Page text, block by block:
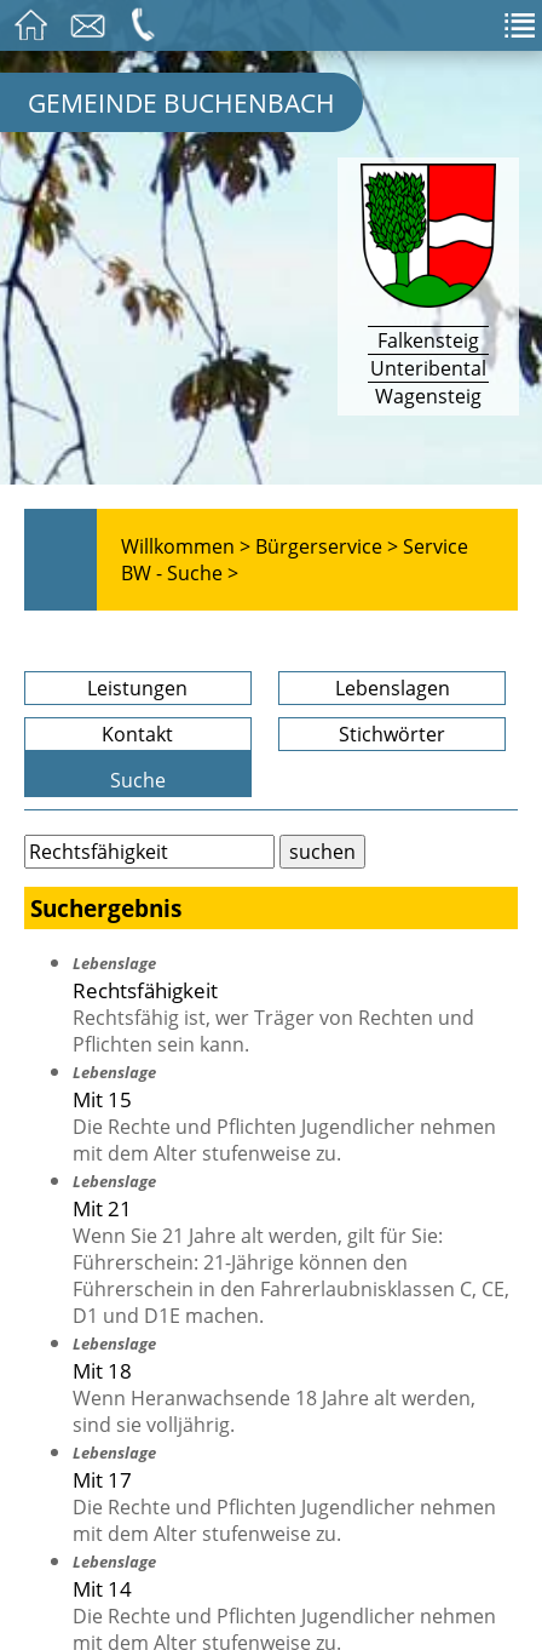
GEMEINDE BUCHENBACH
Falkensteig
Unteribental
Wagensteig
Willkommen > Bürgerservice >Service
BW - Suche >
Leistungen
Lebenslagen
Kontakt
Stichwörter
Suche
Suchergebnis
Lebenslage
Rechtsfähigkeit
Rechtsfähig ist, wer Träger von Rechten und
Pflichten sein kann.
Lebenslage
Mit 15
Die Rechte und Pflichten Jugendlicher nehmen
mit dem Alter stufenweise zu.
Lebenslage
Mit 21
Wenn Sie 21 Jahre alt werden, gilt für Sie:
Führerschein: 21-Jährige können den
Führerschein in den Fahrerlaubnisklassen C, CE,
D1 und D1E machen.
Lebenslage
Mit 18
Wenn Heranwachsende 18 Jahre alt werden,
sind sie volljährig.
Lebenslage
Mit 17
Die Rechte und Pflichten Jugendlicher nehmen
mit dem Alter stufenweise zu.
Lebenslage
Mit 14
Die Rechte und Pflichten Jugendlicher nehmen
mit dem Alter stufenweise zu.